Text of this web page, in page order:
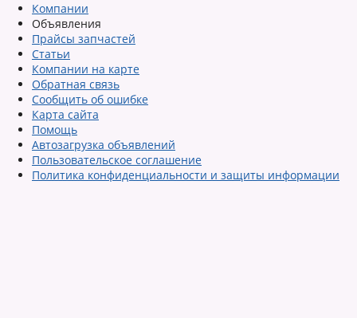
Компании
Объявления
Прайсы запчастей
Статьи
Компании на карте
Обратная связь
Сообщить об ошибке
Карта сайта
Помощь
Автозагрузка объявлений
Пользовательское соглашение
Политика конфиденциальности и защиты информации